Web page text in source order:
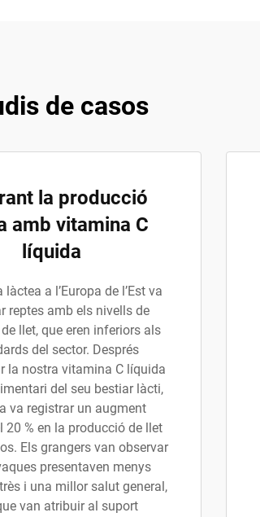
de casos
la producció
amb vitamina C
líquida
làctea a l’Europa de l’Est va
reptes amb els nivells de
llet, que eren inferiors als
del sector. Després
la nostra vitamina C líquida
del seu bestiar làcti,
va registrar un augment
20 % en la producció de llet
Els grangers van observar
presentaven menys
i una millor salut general,
van atribuir al suport